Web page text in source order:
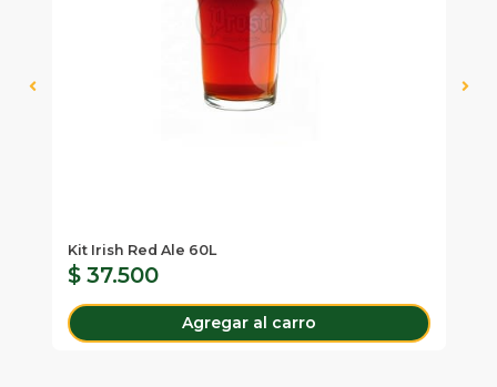
Kit Irish Red Ale 60L
$ 37.500
Agregar al carro